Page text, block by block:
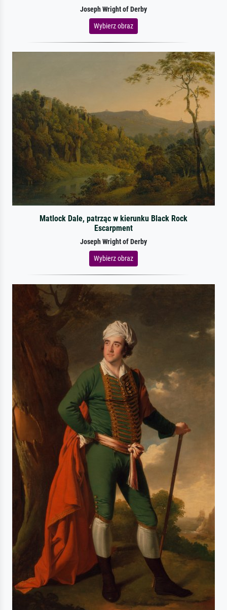
Joseph Wright of Derby
Wybierz obraz
Matlock Dale, patrząc w kierunku Black Rock
Escarpment
Joseph Wright of Derby
Wybierz obraz